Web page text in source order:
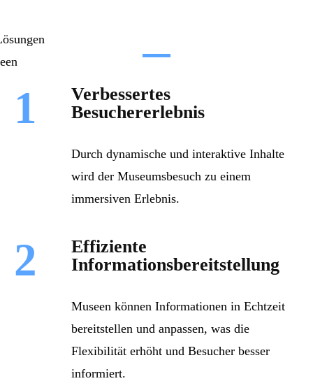
1
Verbessertes
Besuchererlebnis
Durch dynamische und interaktive Inhalte
wird der Museumsbesuch zu einem
immersiven Erlebnis.
2
Effiziente
Informationsbereitstellung
Museen können Informationen in Echtzeit
bereitstellen und anpassen, was die
Flexibilität erhöht und Besucher besser
informiert.